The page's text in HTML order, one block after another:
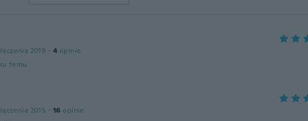
2019 · 4 opinie
temu
2015 · 16 opinie